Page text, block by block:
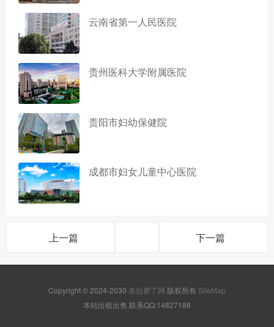
云南省第一人民医院
贵州医科大学附属医院
贵阳市妇幼保健院
成都市妇女儿童中心医院
上一篇 下一篇
Copyright © 2024-2030 老挝磨丁网 版权所有 SiteMap
本站出租出售,联系QQ:14827188